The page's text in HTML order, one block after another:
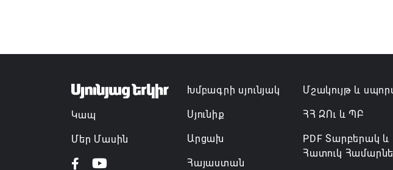
Կապ
Մեր Մասին
Խմբագրի սյունյակ
Սյունիք
Արցախ
Հայաստան
Մշակույթ և
ՀՀ ԶՈւ և ՊԲ
PDF Տարբերակ և
Հատուկ